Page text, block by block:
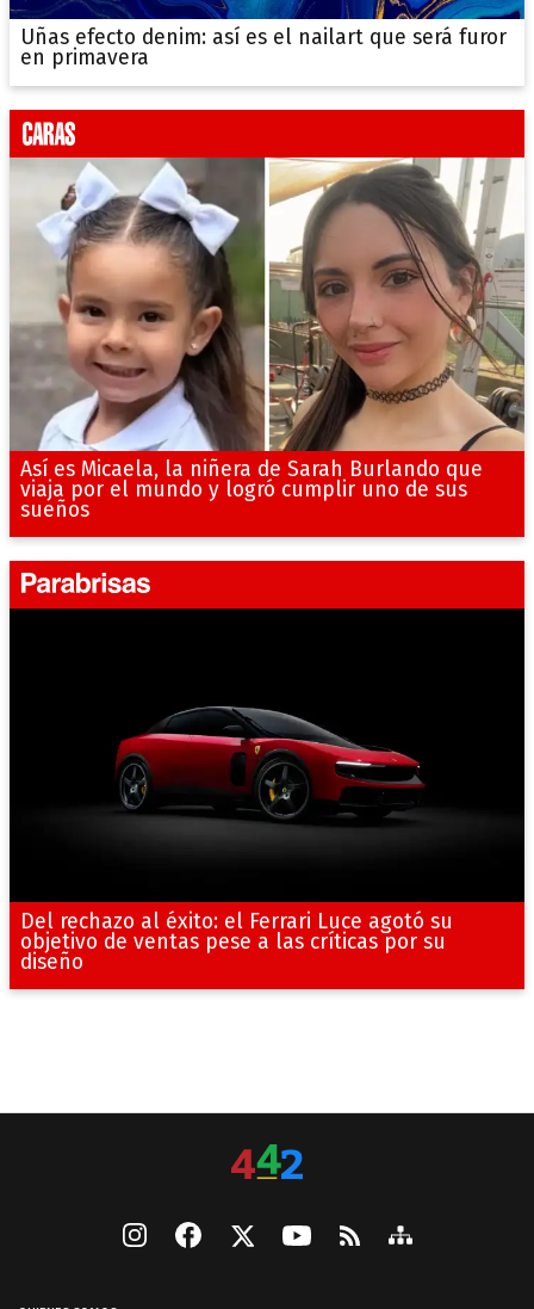
Uñas efecto denim: así es el nailart que será furor
en primavera
Así es Micaela, la niñera de Sarah Burlando que
viaja por el mundo y logró cumplir uno de sus
sueños
Del rechazo al éxito: el Ferrari Luce agotó su
objetivo de ventas pese a las críticas por su
diseño